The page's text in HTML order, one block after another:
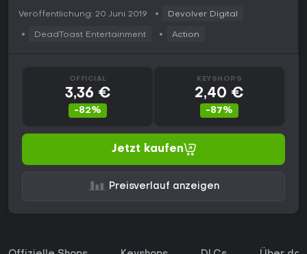
Veröffentlichung: 20 Juni 2019 Devolver Digital
DeadToast Entertainment Action
OFFICIAL
3,36 €
-82%
KEYSHOPS
2,40 €
-87%
Jetzt kaufen
Preisverlauf anzeigen